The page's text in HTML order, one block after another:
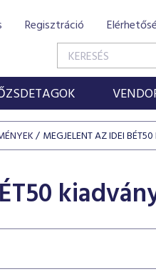
Regisztráció
MEGJELENT AZ IDEI